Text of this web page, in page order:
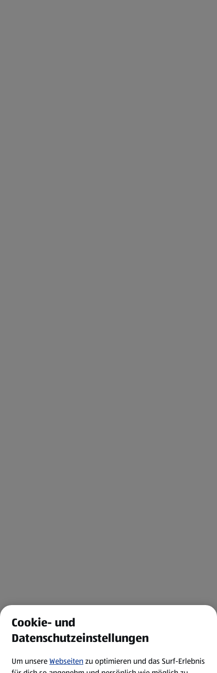
Cookie- und
Datenschutzeinstellungen
Um unsereWebseitenzu optimieren und das Surf-Erlebnis